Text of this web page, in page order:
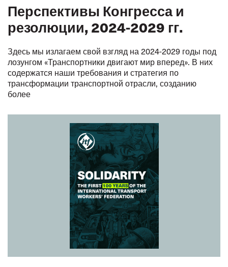
Перспективы Конгресса и
резолюции, 2024-2029 гг.
Здесь мы излагаем свой взгляд на 2024-2029 годы под
лозунгом «Транспортники двигают мир вперед». В них
содержатся наши требования и стратегия по
трансформации транспортной отрасли, созданию
более